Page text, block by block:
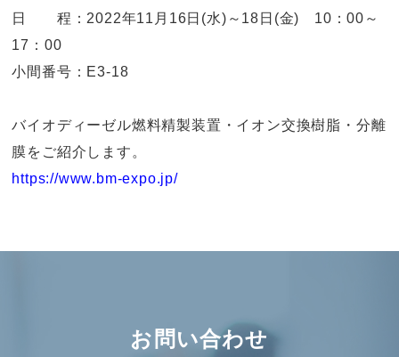
日 程：2022年11月16日(水)～18日(金) 10：00～
17：00
小間番号：E3-18
バイオディーゼル燃料精製装置・イオン交換樹脂・分離
膜をご紹介します。
https://www.bm-expo.jp/
お問い合わせ